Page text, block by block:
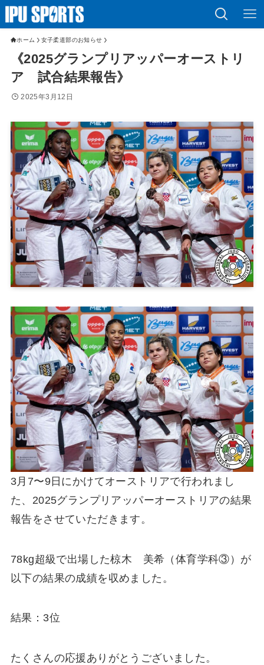
ホーム 女子柔道部のお知らせ
《2025グランプリアッパーオーストリ
ア 試合結果報告》
2025年3月12日
3月7〜9日にかけてオーストリアで行われまし
た、2025グランプリアッパーオーストリアの結果
報告をさせていただきます。
78kg超級で出場した椋木 美希（体育学科③）が
以下の結果の成績を収めました。
結果：3位
たくさんの応援ありがとうございました。